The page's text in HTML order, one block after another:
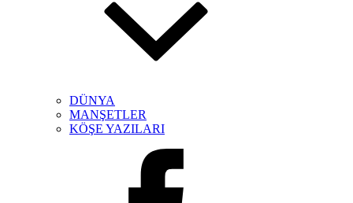
DÜNYA
MANŞETLER
KÖŞE YAZILARI